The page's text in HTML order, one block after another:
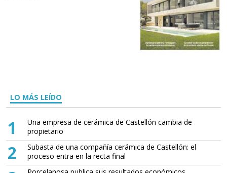
LO MÁS LEÍDO
1
Una empresa de cerámica de Castellón cambia de
propietario
2
Subasta de una compañía cerámica de Castellón: el
proceso entra en la recta final